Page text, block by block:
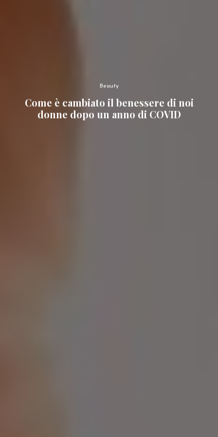
Beauty
Come è cambiato il benessere di noi
donne dopo un anno di COVID